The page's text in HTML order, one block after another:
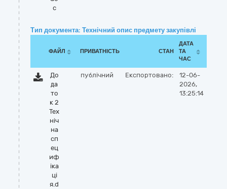
c
Тип документа: Технічний опис предмету закупівлі
ФАЙЛ ПРИВАТНІСТЬ СТАН
ДАТА
ТА
ЧАС
До
да
то
к 2
Тех
ніч
на
сп
ец
иф
іка
ці
я.d
публічний Експортовано:
12-06-
2026,
13:25:14